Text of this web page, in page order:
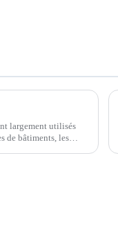
largement utilisés
de bâtiments, les